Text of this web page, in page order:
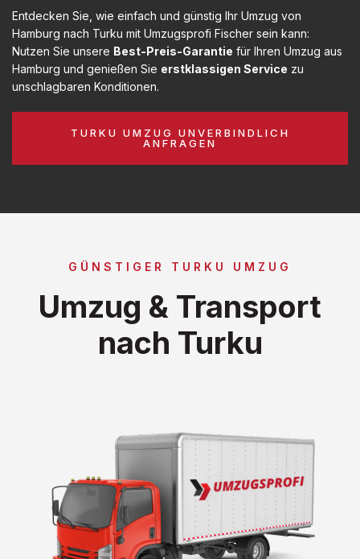
Entdecken Sie, wie einfach und günstig Ihr Umzug von
Hamburg nach Turku mit Umzugsprofi Fischer sein kann:
Nutzen Sie unsere Best-Preis-Garantie für Ihren Umzug aus
Hamburg und genießen Sie erstklassigen Service zu
unschlagbaren Konditionen.
TURKU UMZUG UNVERBINDLICH
ANFRAGEN
GÜNSTIGER TURKU UMZUG
Umzug & Transport
nach Turku